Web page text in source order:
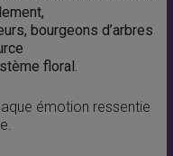
bourgeons d’arbres
floral.
émotion ressentie